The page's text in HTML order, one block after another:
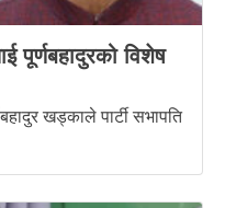
पूर्णबहादुरको विशेष
खड्काले पार्टी सभापति